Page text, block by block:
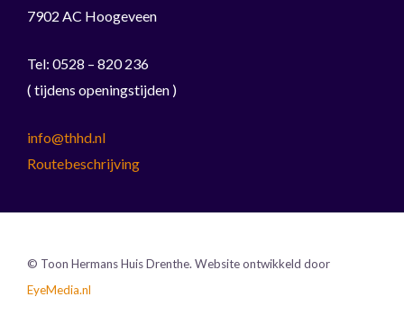
7902 AC Hoogeveen
Tel: 0528 – 820 236
( tijdens openingstijden )
info@thhd.nl
Routebeschrijving
© Toon Hermans Huis Drenthe. Website ontwikkeld door
EyeMedia.nl